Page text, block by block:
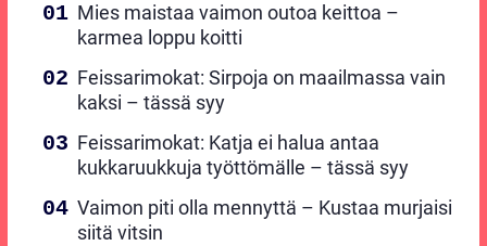
Mies maistaa vaimon outoa keittoa –
karmea loppu koitti
Feissarimokat: Sirpoja on maailmassa vain
kaksi – tässä syy
Feissarimokat: Katja ei halua antaa
kukkaruukkuja työttömälle – tässä syy
Vaimon piti olla mennyttä – Kustaa murjaisi
siitä vitsin